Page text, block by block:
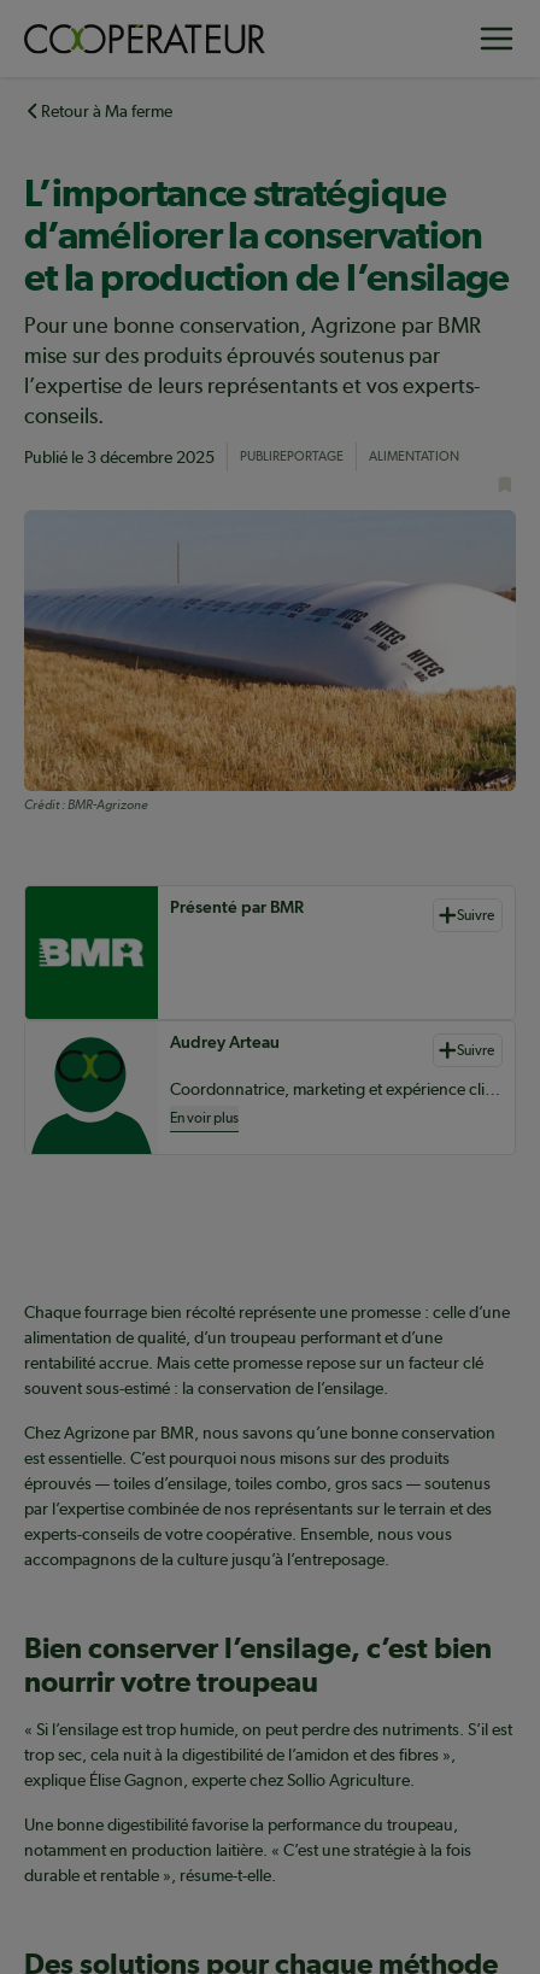
principalRetour à Ma ferme
L’importance stratégique
d’améliorer la conservation
et la production de l’ensilage
Pour une bonne conservation, Agrizone par BMR
mise sur des produits éprouvés soutenus par
l’expertise de leurs représentants et vos experts-
conseils.
Publié le 3 décembre 2025 PUBLIREPORTAGE ALIMENTATION
Crédit :BMR-Agrizone
Auteurs de contenu
Présenté par BMR Suivre
Audrey Arteau Suivre
Coordonnatrice, marketing et expérience client – clientèles agricoles chez BMR
En voir plus
Chaque fourrage bien récolté représente une promesse : celle d’une
alimentation de qualité, d’un troupeau performant et d’une
rentabilité accrue. Mais cette promesse repose sur un facteur clé
souvent sous-estimé : la conservation de l’ensilage.
Chez Agrizone par BMR, nous savons qu’une bonne conservation
est essentielle. C’est pourquoi nous misons sur des produits
éprouvés — toiles d’ensilage, toiles combo, gros sacs — soutenus
par l’expertise combinée de nos représentants sur le terrain et des
experts-conseils de votre coopérative. Ensemble, nous vous
accompagnons de la culture jusqu’à l’entreposage.
Bien conserver l’ensilage, c’est bien
nourrir votre troupeau
« Si l’ensilage est trop humide, on peut perdre des nutriments. S’il est
trop sec, cela nuit à la digestibilité de l’amidon et des fibres »,
explique Élise Gagnon, experte chez Sollio Agriculture.
Une bonne digestibilité favorise la performance du troupeau,
notamment en production laitière. « C’est une stratégie à la fois
durable et rentable », résume-t-elle.
Des solutions pour chaque méthode